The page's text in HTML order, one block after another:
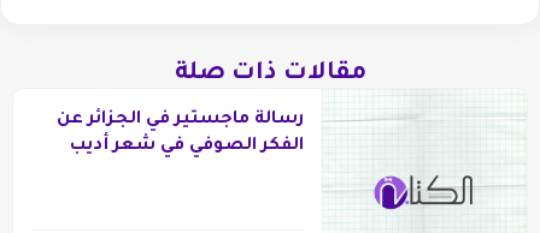
مقالات ذات صلة
رسالة ماجستير في الجزائر عن
الفكر الصوفي في شعر أديب